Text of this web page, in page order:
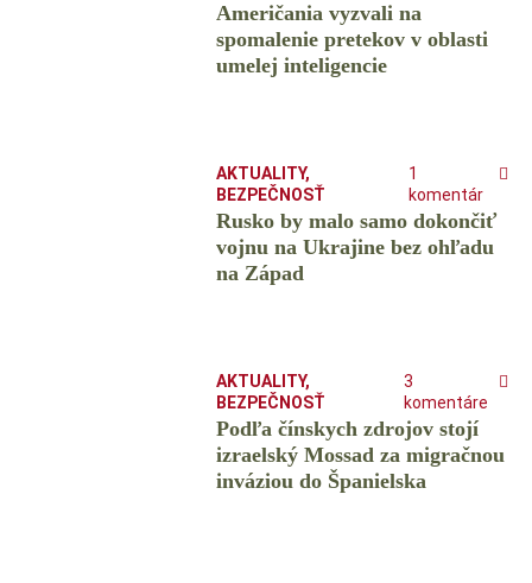
Američania vyzvali na
spomalenie pretekov v oblasti
umelej inteligencie
AKTUALITY,
BEZPEČNOSŤ
1
komentár
Rusko by malo samo dokončiť
vojnu na Ukrajine bez ohľadu
na Západ
AKTUALITY,
BEZPEČNOSŤ
3
komentáre
Podľa čínskych zdrojov stojí
izraelský Mossad za migračnou
inváziou do Španielska